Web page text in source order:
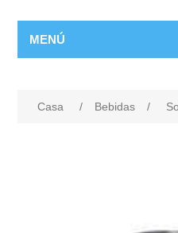
MENÚ
Casa / Bebidas /